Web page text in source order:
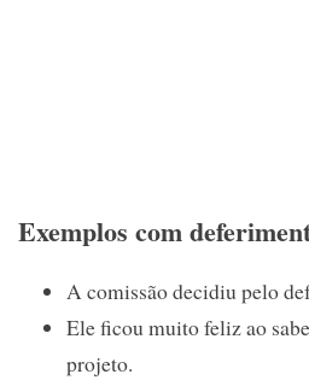
Exemplos com
A comissão decidiu pelo
Ele ficou muito feliz ao
projeto.